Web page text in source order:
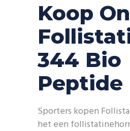
Koop
344 Bio
Peptide
Sporters kopen
het een